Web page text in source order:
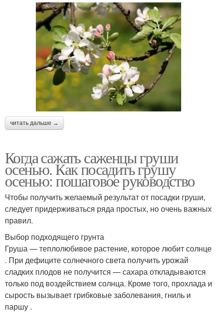
читать дальше →
Когда сажать саженцы груши
осенью. Как посадить грушу
осенью: пошаговое руководство
Чтобы получить желаемый результат от посадки груши,
следует придерживаться ряда простых, но очень важных
правил.
Выбор подходящего грунта
Груша — теплолюбивое растение, которое любит солнце
. При дефиците солнечного света получить урожай
сладких плодов не получится — сахара откладываются
только под воздействием солнца. Кроме того, прохлада и
сырость вызывает грибковые заболевания, гниль и
паршу .